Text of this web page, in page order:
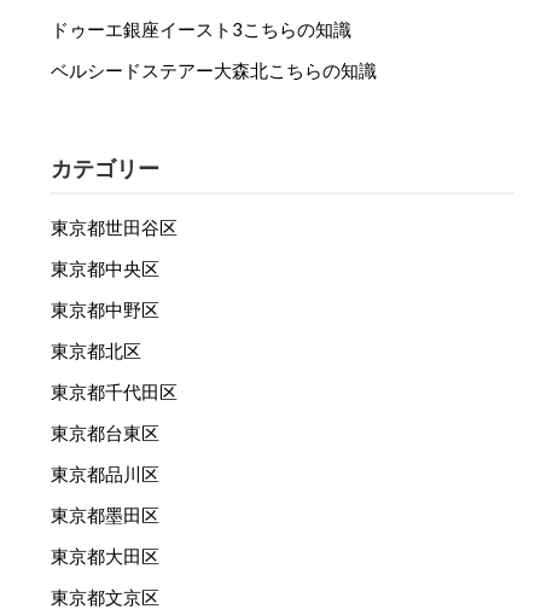
ドゥーエ銀座イースト3こちらの知識
ベルシードステアー大森北こちらの知識
カテゴリー
東京都世田谷区
東京都中央区
東京都中野区
東京都北区
東京都千代田区
東京都台東区
東京都品川区
東京都墨田区
東京都大田区
東京都文京区